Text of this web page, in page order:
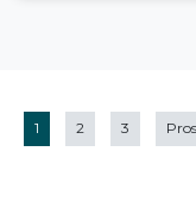
1 2 3